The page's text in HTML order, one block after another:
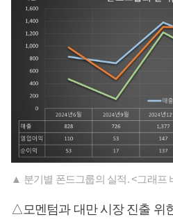
▲ 분기별 폰드그룹의 실적. <그래프
△모멘텀과 대만 시장 진출 위